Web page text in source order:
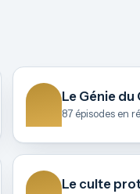
Le Génie
Le culte